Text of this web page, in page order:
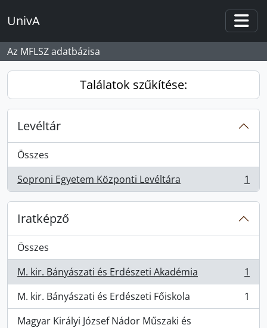
UnivA
Az MFLSZ adatbázisa
Találatok szűkítése:
Levéltár
Összes
Soproni Egyetem Központi Levéltára
, 1 eredmények 1
Iratképző
Összes
M. kir. Bányászati és Erdészeti Akadémia
, 1 eredmények
1
M. kir. Bányászati és Erdészeti Főiskola
, 1 eredmények
1
Magyar Királyi József Nádor Műszaki és